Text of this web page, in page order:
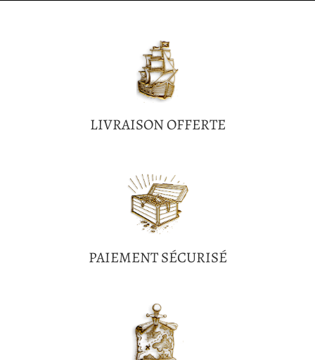
LIVRAISON OFFERTE
PAIEMENT SÉCURISÉ